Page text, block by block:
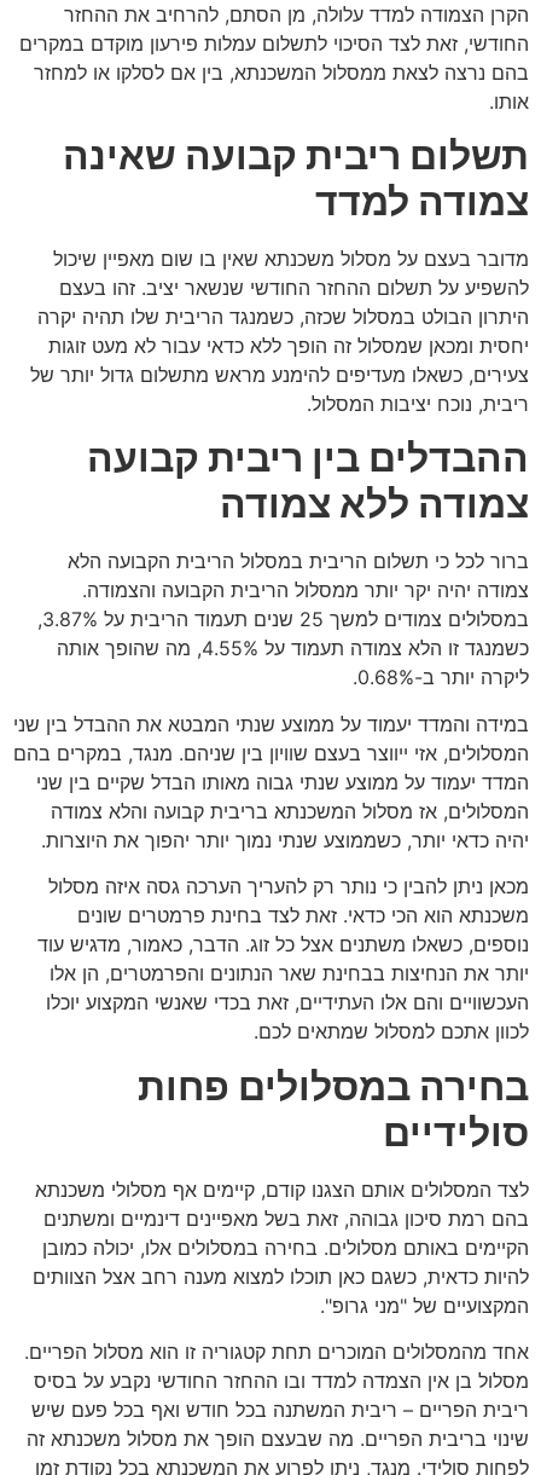
הקרן הצמודה למדד עלולה, מן הסתם, להרחיב את ההחזר
החודשי, זאת לצד הסיכוי לתשלום עמלות פירעון מוקדם במקרים
בהם נרצה לצאת ממסלול המשכנתא, בין אם לסלקו או למחזר
אותו.
תשלום ריבית קבועה שאינה
צמודה למדד
מדובר בעצם על מסלול משכנתא שאין בו שום מאפיין שיכול
להשפיע על תשלום ההחזר החודשי שנשאר יציב. זהו בעצם
היתרון הבולט במסלול שכזה, כשמנגד הריבית שלו תהיה יקרה
יחסית ומכאן שמסלול זה הופך ללא כדאי עבור לא מעט זוגות
צעירים, כשאלו מעדיפים להימנע מראש מתשלום גדול יותר של
ריבית, נוכח יציבות המסלול.
ההבדלים בין ריבית קבועה
צמודה ללא צמודה
ברור לכל כי תשלום הריבית במסלול הריבית הקבועה הלא
צמודה יהיה יקר יותר ממסלול הריבית הקבועה והצמודה.
במסלולים צמודים למשך 25 שנים תעמוד הריבית על 3.87%,
כשמנגד זו הלא צמודה תעמוד על 4.55%, מה שהופך אותה
ליקרה יותר ב-0.68%.
במידה והמדד יעמוד על ממוצע שנתי המבטא את ההבדל בין שני
המסלולים, אזי ייווצר בעצם שוויון בין שניהם. מנגד, במקרים בהם
המדד יעמוד על ממוצע שנתי גבוה מאותו הבדל שקיים בין שני
המסלולים, אז מסלול המשכנתא בריבית קבועה והלא צמודה
יהיה כדאי יותר, כשממוצע שנתי נמוך יותר יהפוך את היוצרות.
מכאן ניתן להבין כי נותר רק להעריך הערכה גסה איזה מסלול
משכנתא הוא הכי כדאי. זאת לצד בחינת פרמטרים שונים
נוספים, כשאלו משתנים אצל כל זוג. הדבר, כאמור, מדגיש עוד
יותר את הנחיצות בבחינת שאר הנתונים והפרמטרים, הן אלו
העכשוויים והם אלו העתידיים, זאת בכדי שאנשי המקצוע יוכלו
לכוון אתכם למסלול שמתאים לכם.
בחירה במסלולים פחות
סולידיים
לצד המסלולים אותם הצגנו קודם, קיימים אף מסלולי משכנתא
בהם רמת סיכון גבוהה, זאת בשל מאפיינים דינמיים ומשתנים
הקיימים באותם מסלולים. בחירה במסלולים אלו, יכולה כמובן
להיות כדאית, כשגם כאן תוכלו למצוא מענה רחב אצל הצוותים
המקצועיים של "מני גרופ".
אחד מהמסלולים המוכרים תחת קטגוריה זו הוא מסלול הפריים.
מסלול בן אין הצמדה למדד ובו ההחזר החודשי נקבע על בסיס
ריבית הפריים – ריבית המשתנה בכל חודש ואף בכל פעם שיש
שינוי בריבית הפריים. מה שבעצם הופך את מסלול משכנתא זה
לפחות סולידי. מנגד, ניתן לפרוע את המשכנתא בכל נקודת זמן